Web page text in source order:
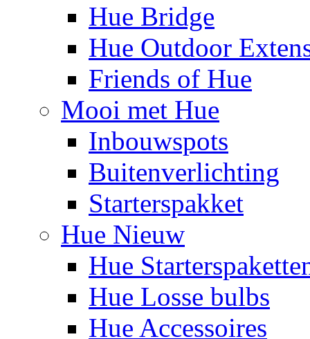
Hue Bridge
Hue Outdoor
Friends of Hue
Mooi met Hue
Inbouwspots
Buitenverlichting
Starterspakket
Hue Nieuw
Hue
Hue Losse bulbs
Hue Accessoires